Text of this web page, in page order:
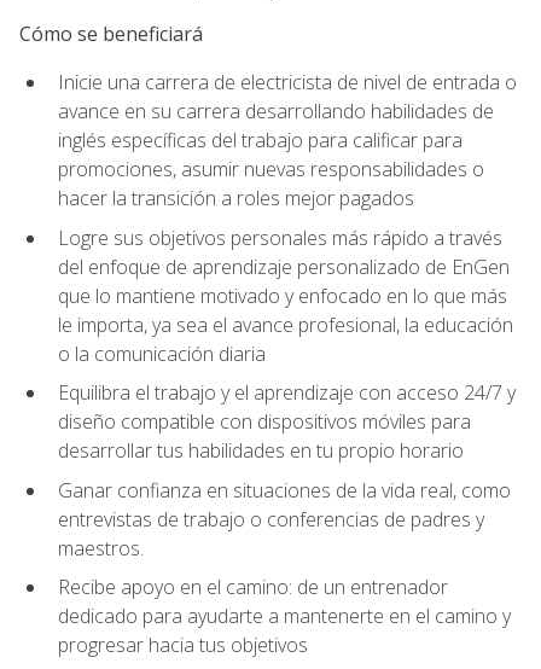
Cómo se beneficiará
Inicie una carrera de electricista de nivel de entrada o
avance en su carrera desarrollando habilidades de
inglés específicas del trabajo para calificar para
promociones, asumir nuevas responsabilidades o
hacer la transición a roles mejor pagados
Logre sus objetivos personales más rápido a través
del enfoque de aprendizaje personalizado de EnGen
que lo mantiene motivado y enfocado en lo que más
le importa, ya sea el avance profesional, la educación
o la comunicación diaria
Equilibra el trabajo y el aprendizaje con acceso 24/7 y
diseño compatible con dispositivos móviles para
desarrollar tus habilidades en tu propio horario
Ganar confianza en situaciones de la vida real, como
entrevistas de trabajo o conferencias de padres y
maestros.
Recibe apoyo en el camino: de un entrenador
dedicado para ayudarte a mantenerte en el camino y
progresar hacia tus objetivos